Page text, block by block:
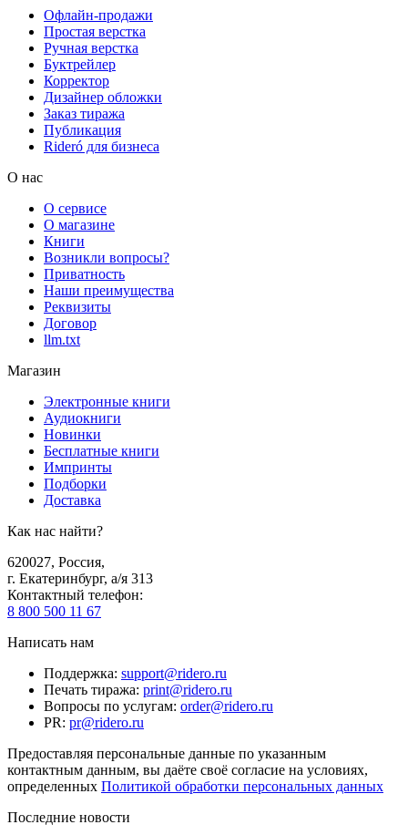
Офлайн-продажи
Простая верстка
Ручная верстка
Буктрейлер
Корректор
Дизайнер обложки
Заказ тиража
Публикация
Rideró для бизнеса
О нас
О сервисе
О магазине
Книги
Возникли вопросы?
Приватность
Наши преимущества
Реквизиты
Договор
llm.txt
Магазин
Электронные книги
Аудиокниги
Новинки
Бесплатные книги
Импринты
Подборки
Доставка
Как нас найти?
620027, Россия,
г. Екатеринбург, а/я 313
Контактный телефон:
8 800 500 11 67
Написать нам
Поддержка: support@ridero.ru
Печать тиража: print@ridero.ru
Вопросы по услугам: order@ridero.ru
PR: pr@ridero.ru
Предоставляя персональные данные по указанным
контактным данным, вы даёте своё согласие на условиях,
определенных Политикой обработки персональных данных
Последние новости